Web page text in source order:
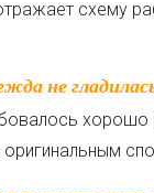
схему
хорошо
оригинальным